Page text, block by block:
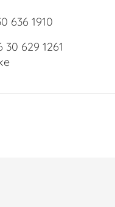
636 1910
30 629 1261